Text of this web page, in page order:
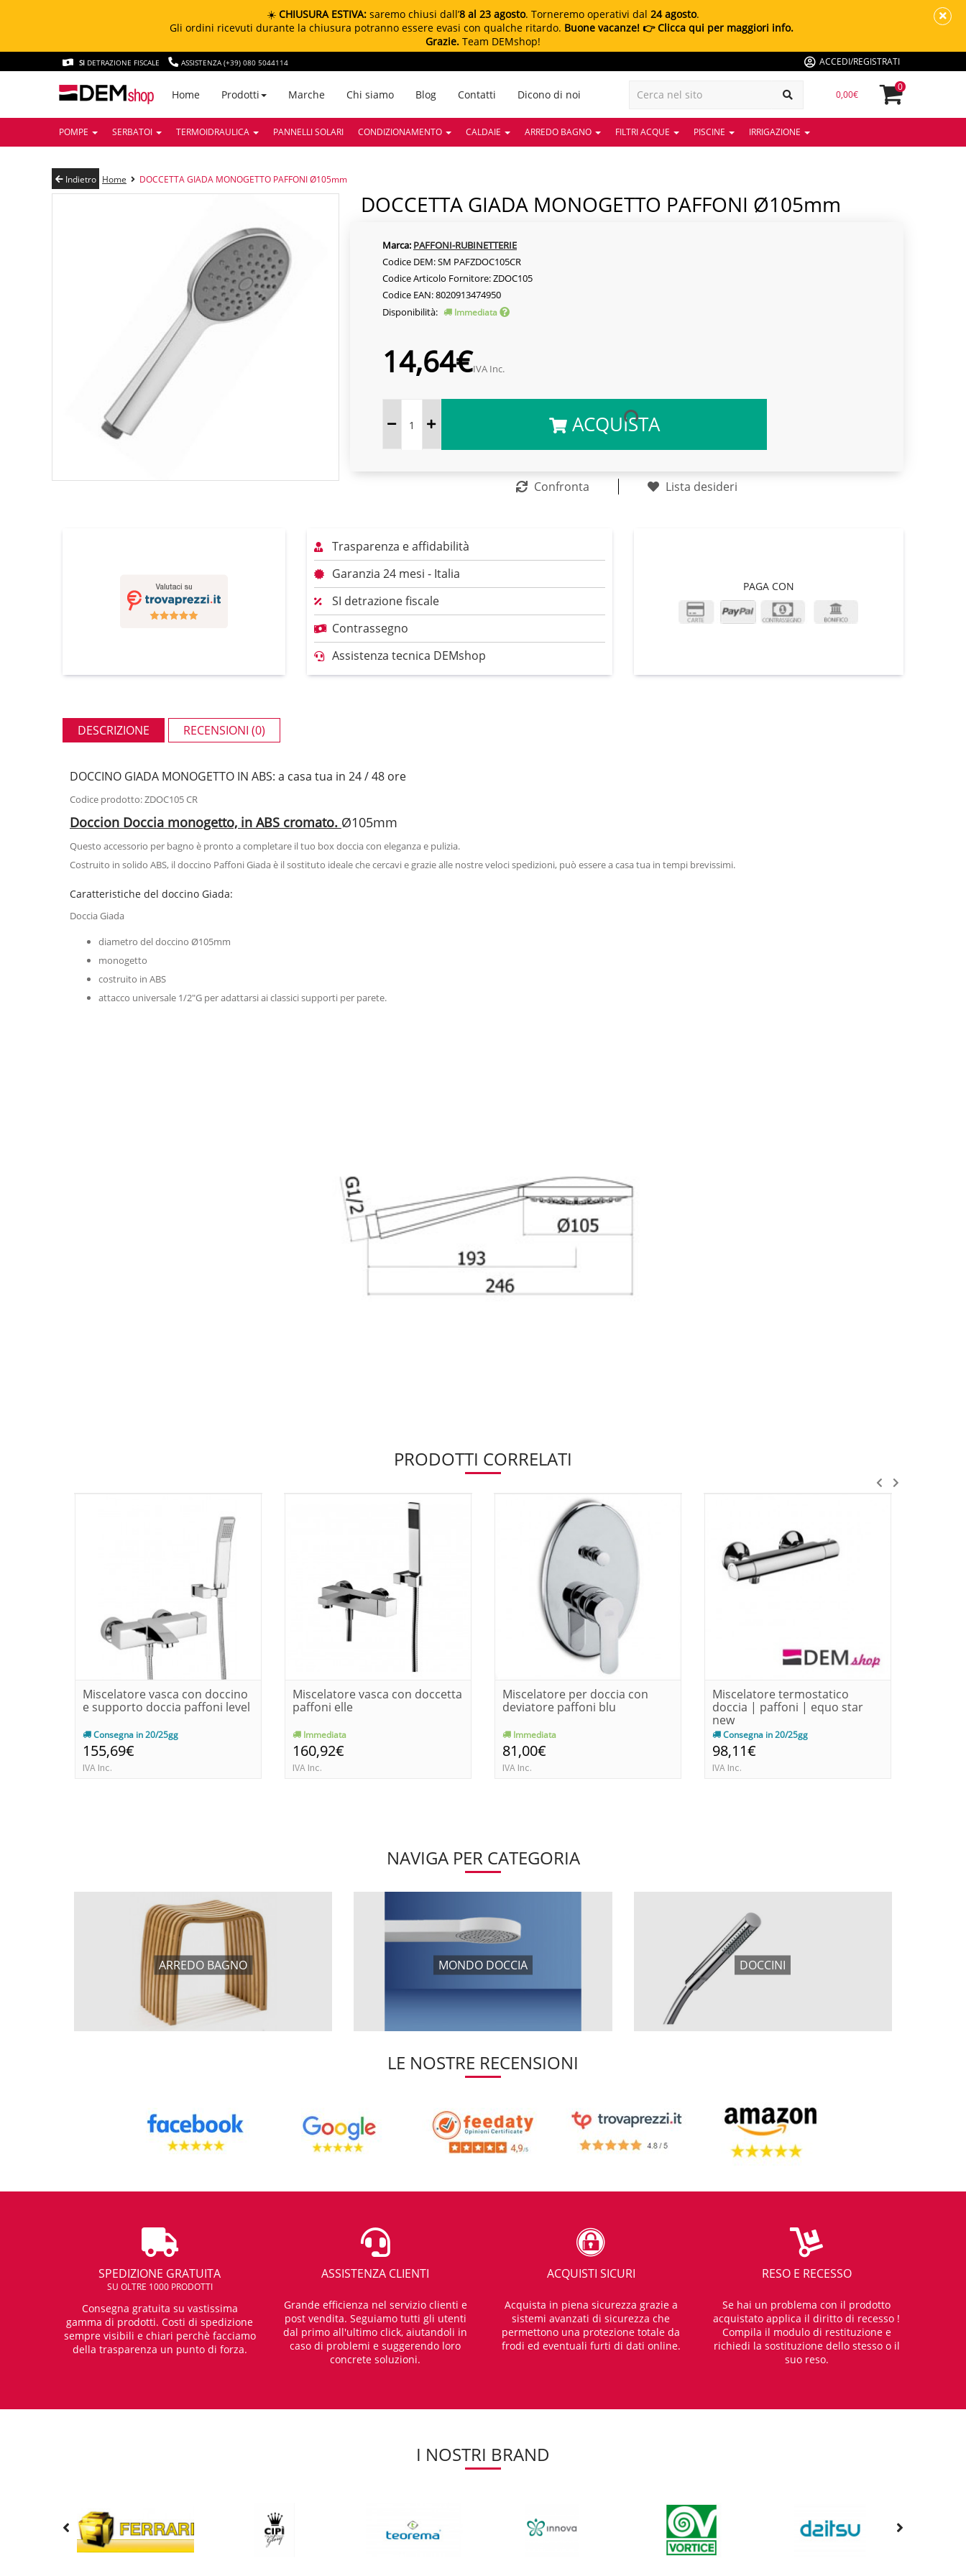
☀️ CHIUSURA ESTIVA: saremo chiusi dall’8 al 23 agosto. Torneremo operativi dal 24 agosto.
Gli ordini ricevuti durante la chiusura potranno essere evasi con qualche ritardo. Buone vacanze! 👉 Clicca qui per maggiori info.
Grazie. Team DEMshop!
SI DETRAZIONE FISCALE ASSISTENZA (+39) 080 5044114 ACCEDI/REGISTRATI
Home Prodotti Marche Chi siamo Blog Contatti Dicono di noi 0,00€
0
POMPE SERBATOI TERMOIDRAULICA PANNELLI SOLARI CONDIZIONAMENTO CALDAIE ARREDO BAGNO FILTRI ACQUE PISCINE IRRIGAZIONE
Indietro Home DOCCETTA GIADA MONOGETTO PAFFONI Ø105mm
DOCCETTA GIADA MONOGETTO PAFFONI Ø105mm
Marca: PAFFONI-RUBINETTERIE
Codice DEM: SM PAFZDOC105CR
Codice Articolo Fornitore: ZDOC105
Codice EAN: 8020913474950
Disponibilità:
Immediata
14,64€IVA Inc.
ACQUISTA
Confronta Lista desideri
Trasparenza e affidabilità
Garanzia 24 mesi - Italia
SI detrazione fiscale
Contrassegno
Assistenza tecnica DEMshop
PAGA CON
DESCRIZIONE RECENSIONI (0)
DOCCINO GIADA MONOGETTO IN ABS: a casa tua in 24 / 48 ore
Codice prodotto: ZDOC105 CR
Doccion Doccia monogetto, in ABS cromato. Ø105mm
Questo accessorio per bagno è pronto a completare il tuo box doccia con eleganza e pulizia.
Costruito in solido ABS, il doccino Paffoni Giada è il sostituto ideale che cercavi e grazie alle nostre veloci spedizioni, può essere a casa tua in tempi brevissimi.
Caratteristiche del doccino Giada:
Doccia Giada
diametro del doccino Ø105mm
monogetto
costruito in ABS
attacco universale 1/2"G per adattarsi ai classici supporti per parete.
PRODOTTI CORRELATI
Miscelatore vasca con doccino
e supporto doccia paffoni level
Consegna in 20/25gg
155,69€
IVA Inc.
Miscelatore vasca con doccetta
paffoni elle
Immediata
160,92€
IVA Inc.
Miscelatore per doccia con
deviatore paffoni blu
Immediata
81,00€
IVA Inc.
Miscelatore termostatico
doccia | paffoni | equo star
new
Consegna in 20/25gg
98,11€
IVA Inc.
NAVIGA PER CATEGORIA
ARREDO BAGNO MONDO DOCCIA DOCCINI
LE NOSTRE RECENSIONI
SPEDIZIONE GRATUITA
SU OLTRE 1000 PRODOTTI
Consegna gratuita su vastissima
gamma di prodotti. Costi di spedizione
sempre visibili e chiari perchè facciamo
della trasparenza un punto di forza.
ASSISTENZA CLIENTI
Grande efficienza nel servizio clienti e
post vendita. Seguiamo tutti gli utenti
dal primo all'ultimo click, aiutandoli in
caso di problemi e suggerendo loro
concrete soluzioni.
ACQUISTI SICURI
Acquista in piena sicurezza grazie a
sistemi avanzati di sicurezza che
permettono una protezione totale da
frodi ed eventuali furti di dati online.
RESO E RECESSO
Se hai un problema con il prodotto
acquistato applica il diritto di recesso !
Compila il modulo di restituzione e
richiedi la sostituzione dello stesso o il
suo reso.
I NOSTRI BRAND